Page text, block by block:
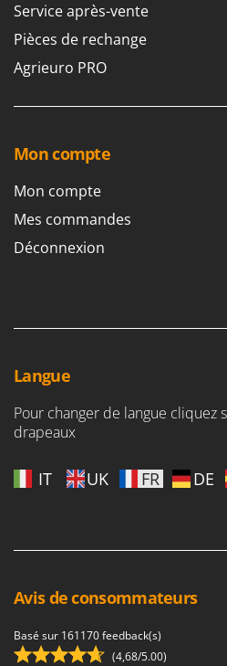
Service après-vente
Pièces de rechange
Agrieuro PRO
Mon compte
Mon compte
Mes commandes
Déconnexion
Langue
Pour changer de langue cliquez
drapeaux
IT UK FR DE
Avis de consommateurs
Basé sur 161170 feedback(s)
(4,68/5.00)